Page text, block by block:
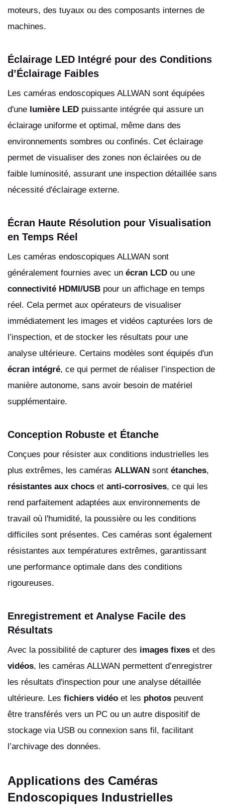
moteurs, des tuyaux ou des composants internes de
machines.
Éclairage LED Intégré pour des Conditions
d’Éclairage Faibles
Les caméras endoscopiques ALLWAN sont équipées
d'une lumière LED puissante intégrée qui assure un
éclairage uniforme et optimal, même dans des
environnements sombres ou confinés. Cet éclairage
permet de visualiser des zones non éclairées ou de
faible luminosité, assurant une inspection détaillée sans
nécessité d'éclairage externe.
Écran Haute Résolution pour Visualisation
en Temps Réel
Les caméras endoscopiques ALLWAN sont
généralement fournies avec un écran LCD ou une
connectivité HDMI/USB pour un affichage en temps
réel. Cela permet aux opérateurs de visualiser
immédiatement les images et vidéos capturées lors de
l’inspection, et de stocker les résultats pour une
analyse ultérieure. Certains modèles sont équipés d'un
écran intégré, ce qui permet de réaliser l’inspection de
manière autonome, sans avoir besoin de matériel
supplémentaire.
Conception Robuste et Étanche
Conçues pour résister aux conditions industrielles les
plus extrêmes, les caméras ALLWAN sont étanches,
résistantes aux chocs et anti-corrosives, ce qui les
rend parfaitement adaptées aux environnements de
travail où l'humidité, la poussière ou les conditions
difficiles sont présentes. Ces caméras sont également
résistantes aux températures extrêmes, garantissant
une performance optimale dans des conditions
rigoureuses.
Enregistrement et Analyse Facile des
Résultats
Avec la possibilité de capturer des images fixes et des
vidéos, les caméras ALLWAN permettent d’enregistrer
les résultats d'inspection pour une analyse détaillée
ultérieure. Les fichiers vidéo et les photos peuvent
être transférés vers un PC ou un autre dispositif de
stockage via USB ou connexion sans fil, facilitant
l’archivage des données.
Applications des Caméras
Endoscopiques Industrielles